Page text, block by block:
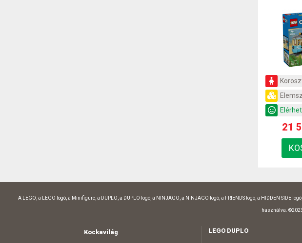
21
A LEGO, a LEGO logó, a Minifigure, a DUPLO, a DUPLO logó, a NINJAGO, a NINJAGO logó, a FRIENDS logó, a HIDDEN SIDE
használva.
Kockavilág LEGO DUPLO